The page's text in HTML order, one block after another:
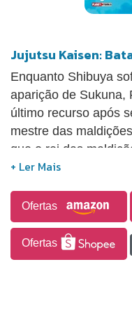
Jujutsu Kaisen:
Enquanto Shibuya
aparição de Sukuna,
último recurso após
mestre das
que o rei das
convocação de um
Ofertas
Ofertas